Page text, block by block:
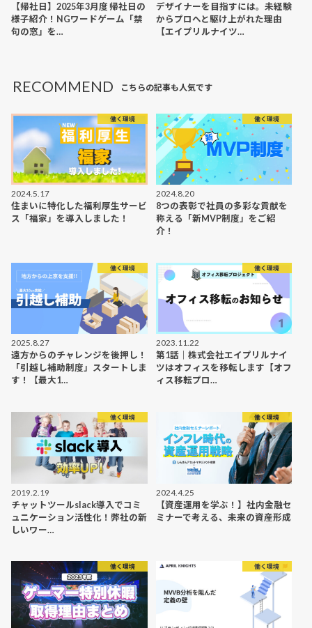
【帰社日】2025年3月度 帰社日の
様子紹介！NGワードゲーム「禁
句の窓」を…
デザイナーを目指すには。未経験
からプロへと駆け上がれた理由
【エイプリルナイツ…
RECOMMEND こちらの記事も人気です
働く環境
2024.5.17
住まいに特化した福利厚生サービ
ス「福家」を導入しました！
働く環境
2024.8.20
8つの表彰で社員の多彩な貢献を
称える「新MVP制度」をご紹
介！
働く環境
2025.8.27
遠方からのチャレンジを後押し！
「引越し補助制度」スタートしま
す！【最大1…
働く環境
2023.11.22
第1話｜株式会社エイプリルナイ
ツはオフィスを移転します【オフ
ィス移転プロ…
働く環境
2019.2.19
チャットツールslack導入でコミ
ュニケーション活性化！弊社の新
しいワー…
働く環境
2024.4.25
【資産運用を学ぶ！】社内金融セ
ミナーで考える、未来の資産形成
働く環境 働く環境